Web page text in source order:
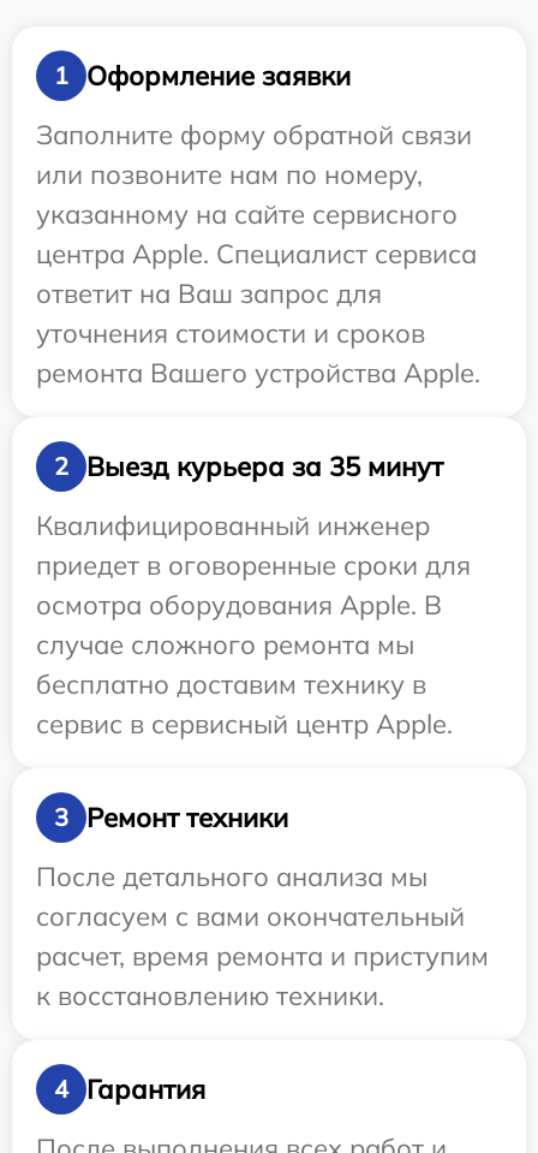
1
Оформление заявки
Заполните форму обратной связи
или позвоните нам по номеру,
указанному на сайте сервисного
центра Apple. Специалист сервиса
ответит на Ваш запрос для
уточнения стоимости и сроков
ремонта Вашего устройства Apple.
2
Выезд курьера за 35 минут
Квалифицированный инженер
приедет в оговоренные сроки для
осмотра оборудования Apple. В
случае сложного ремонта мы
бесплатно доставим технику в
сервис в сервисный центр Apple.
3
Ремонт техники
После детального анализа мы
согласуем с вами окончательный
расчет, время ремонта и приступим
к восстановлению техники.
4
Гарантия